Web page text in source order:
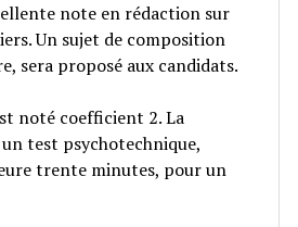
note en rédaction sur
Un sujet de composition
sera proposé aux candidats.
noté coefficient 2. La
test psychotechnique,
trente minutes, pour un